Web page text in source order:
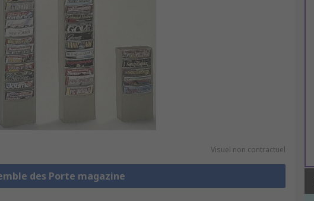
Visuel non contractuel
des Porte magazine